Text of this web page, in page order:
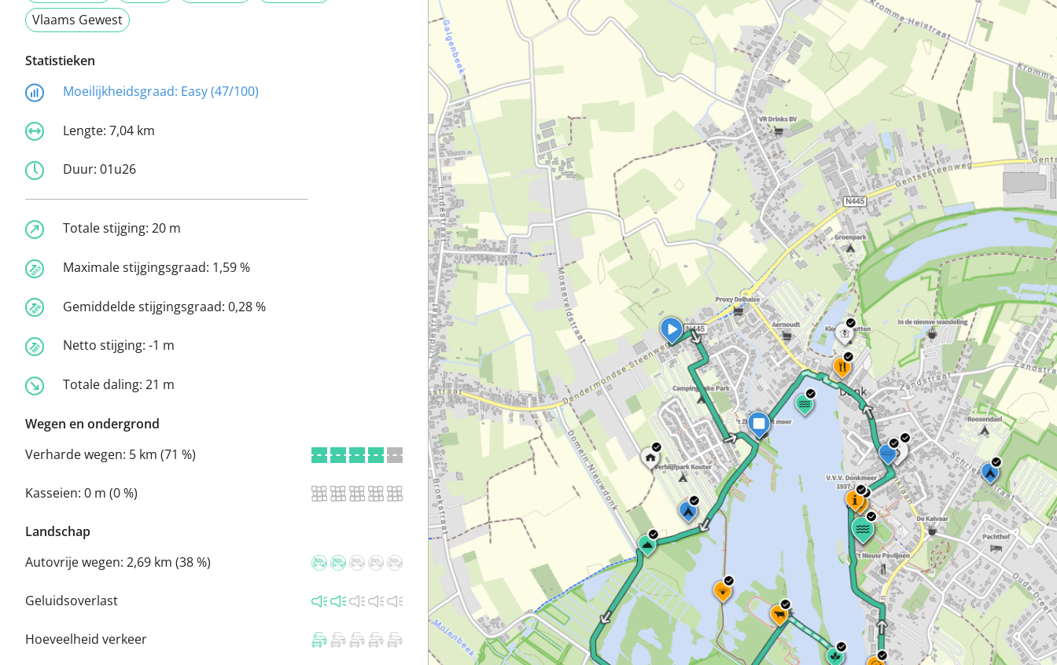
Vlaams Gewest
Statistieken
Moeilijkheidsgraad: Easy (47/100)
Lengte: 7,04 km
Duur: 01u26
Totale stijging: 20 m
Maximale stijgingsgraad: 1,59 %
Gemiddelde stijgingsgraad: 0,28 %
Netto stijging: -1 m
Totale daling: 21 m
Wegen en ondergrond
Verharde wegen: 5 km (71 %)
Kasseien: 0 m (0 %)
Landschap
Autovrije wegen: 2,69 km (38 %)
Geluidsoverlast
Hoeveelheid verkeer